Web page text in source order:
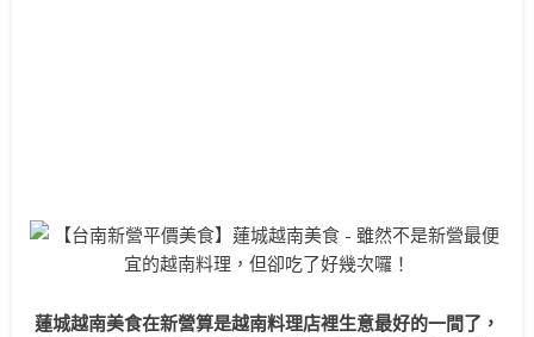
蓮城越南美食在新營算是越南料理店裡生意最好的一間了，